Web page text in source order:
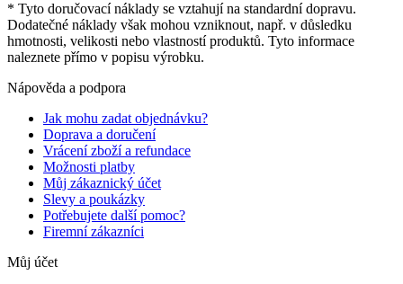
* Tyto doručovací náklady se vztahují na standardní dopravu.
Dodatečné náklady však mohou vzniknout, např. v důsledku
hmotnosti, velikosti nebo vlastností produktů. Tyto informace
naleznete přímo v popisu výrobku.
Nápověda a podpora
Jak mohu zadat objednávku?
Doprava a doručení
Vrácení zboží a refundace
Možnosti platby
Můj zákaznický účet
Slevy a poukázky
Potřebujete další pomoc?
Firemní zákazníci
Můj účet